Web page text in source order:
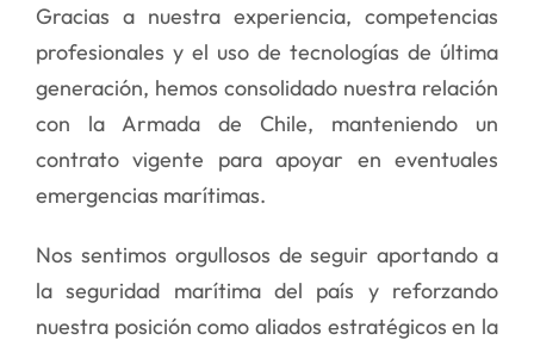
Gracias a nuestra experiencia, competencias
profesionales y el uso de tecnologías de última
generación, hemos consolidado nuestra relación
con la Armada de Chile, manteniendo un
contrato vigente para apoyar en eventuales
emergencias marítimas.
Nos sentimos orgullosos de seguir aportando a
la seguridad marítima del país y reforzando
nuestra posición como aliados estratégicos en la